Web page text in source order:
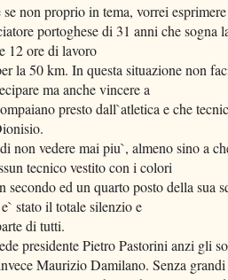
non proprio in tema, vorrei
portoghese di 31 anni che
12 ore di lavoro
la 50 km. In questa situazione non
ma anche vincere a
presto dall`atletica e che
non vedere mai piu`, almeno sino a
tecnico vestito con i colori
secondo ed un quarto posto della sua
stato il totale silenzio e
di tutti.
presidente Pietro Pastorini anzi gli
Maurizio Damilano. Senza